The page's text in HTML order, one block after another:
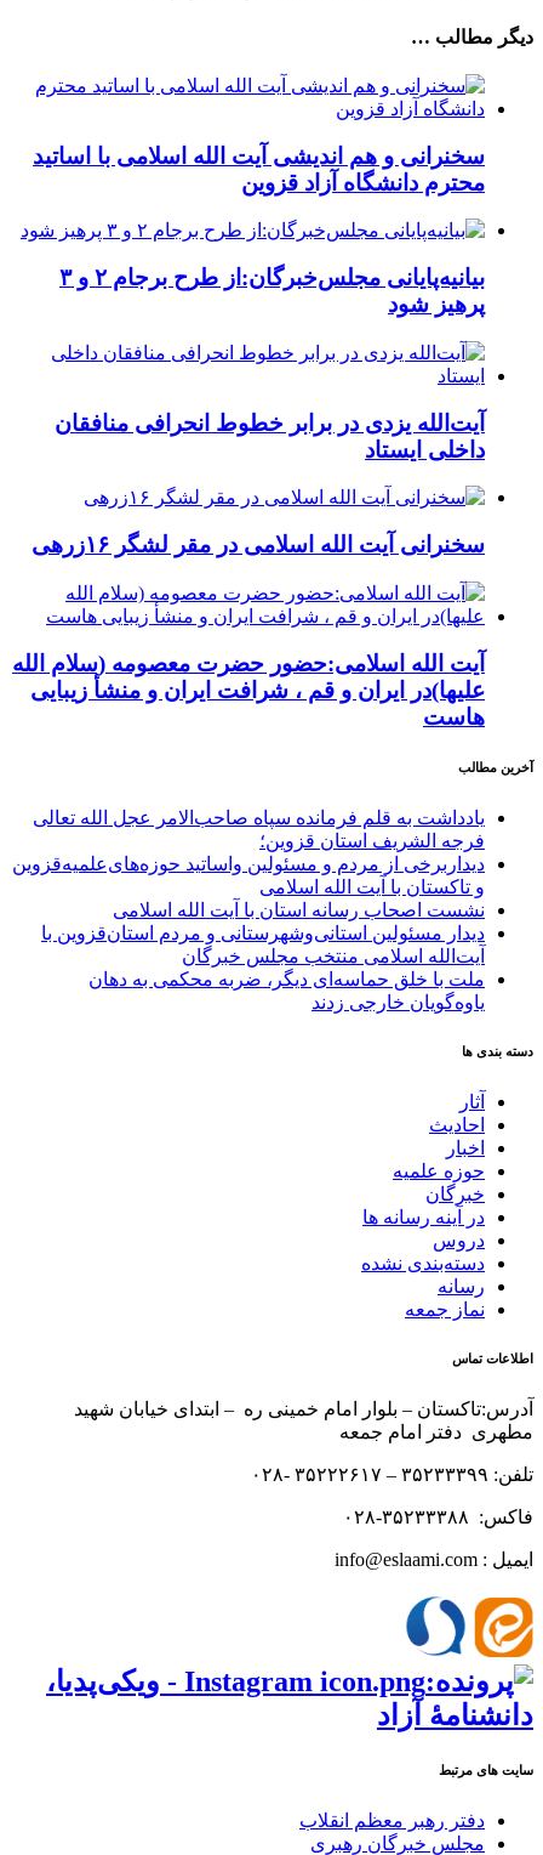
دیگر مطالب …
سخنرانی و هم اندیشی آیت الله اسلامی با اساتید
محترم دانشگاه آزاد قزوین
بیانیه‌پایانی مجلس‌خبرگان:از طرح برجام ۲ و ۳
پرهیز شود
آیت‌الله یزدی در برابر خطوط انحرافی منافقان
داخلی ایستاد
سخنرانی آیت الله اسلامی در مقر لشگر ۱۶زرهی
آیت الله اسلامی:حضور حضرت معصومه (سلام الله
علیها)در ایران و قم ، شرافت ایران و منشأ زیبایی
هاست
آخرین مطالب
یادداشت به قلم فرمانده سپاه صاحب‌الامر عجل الله تعالی
فرجه الشریف استان قزوین؛
دیداربرخی از مردم و مسئولین واساتید حوزه‌های‌علمیه‌قزوین
و تاکستان با آیت الله اسلامی
نشست اصحاب رسانه استان با آیت الله اسلامی
دیدار مسئولین استانی‌وشهرستانی و مردم‌ استان‌قزوین با
آیت‌الله‌ اسلامی منتخب مجلس‌ خبرگان
ملت با خلق حماسه‌ای دیگر، ضربه محکمی به دهان
یاوه‌گویان خارجی زدند
دسته بندی ها
آثار
احادیث
اخبار
حوزه علمیه
خبرگان
در آینه رسانه ها
دروس
دسته‌بندی نشده
رسانه
نماز جمعه
اطلاعات تماس
آدرس:تاکستان – بلوار امام خمینی ره – ابتدای خیابان شهید
مطهری دفتر امام جمعه
تلفن: ۳۵۲۳۳۳۹۹ – ۳۵۲۲۲۶۱۷ -۰۲۸
فاکس: ۳۵۲۳۳۳۸۸-۰۲۸
ایمیل : info@eslaami.com
سایت های مرتبط
دفتر رهبر معظم انقلاب
مجلس خبرگان رهبری